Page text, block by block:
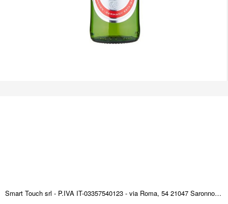
Smart Touch srl - P.IVA IT-03357540123 - via Roma, 54 21047 Saronno (VA) ITALY